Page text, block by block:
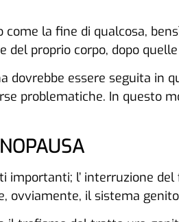
la fine di qualcosa,
del proprio corpo, dopo
dovrebbe essere seguita
problematiche. In questo
importanti; l’ interruzione
ovviamente, il sistema